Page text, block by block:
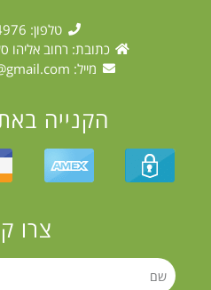
טלפון: 077-4364976
כתובת: רחוב אליהו סעדון 130,
מייל:
הקנייה
צרו